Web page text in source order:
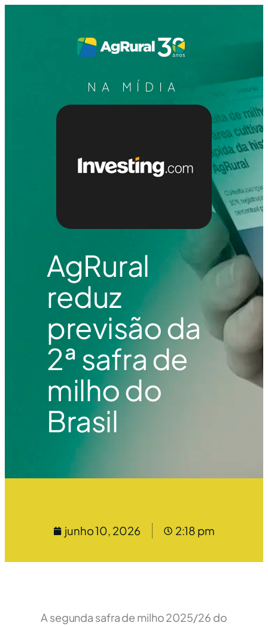
NA MÍDIA
AgRural
reduz
previsão da
2ª safra de
milho do
Brasil
junho 10, 2026 2:18 pm
A segunda safra de milho 2025/26 do